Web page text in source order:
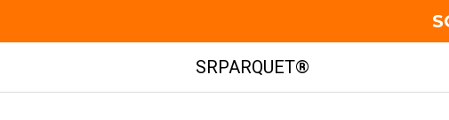
contenido
SRPARQUET®